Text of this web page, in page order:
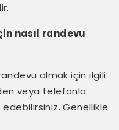
nasıl randevu
almak için ilgili
veya telefonla
Genellikle